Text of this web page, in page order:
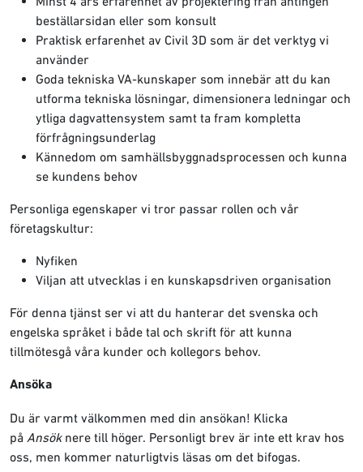
beställarsidan eller som konsult
Praktisk erfarenhet av Civil 3D som är det verktyg vi
använder
Goda tekniska VA-kunskaper som innebär att du kan
utforma tekniska lösningar, dimensionera ledningar och
ytliga dagvattensystem samt ta fram kompletta
förfrågningsunderlag
Kännedom om samhällsbyggnadsprocessen och kunna
se kundens behov
Personliga egenskaper vi tror passar rollen och vår
företagskultur:
Nyfiken
Viljan att utvecklas i en kunskapsdriven organisation
För denna tjänst ser vi att du hanterar det svenska och
engelska språket i både tal och skrift för att kunna
tillmötesgå våra kunder och kollegors behov.
Ansöka
Du är varmt välkommen med din ansökan! Klicka
på Ansöknere till höger. Personligt brev är inte ett krav hos
oss, men kommer naturligtvis läsas om det bifogas.